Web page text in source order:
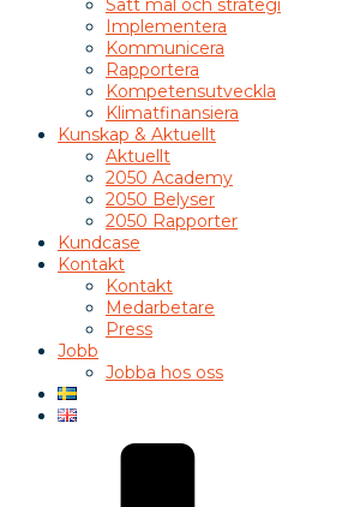
Sätt mål och strategi
Implementera
Kommunicera
Rapportera
Kompetensutveckla
Klimatfinansiera
Kunskap & Aktuellt
Aktuellt
2050 Academy
2050 Belyser
2050 Rapporter
Kundcase
Kontakt
Kontakt
Medarbetare
Press
Jobb
Jobba hos oss